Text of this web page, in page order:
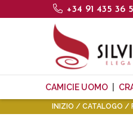
+34 91 435 36
CAMICIE UOMO
INIZIO CATALOGO